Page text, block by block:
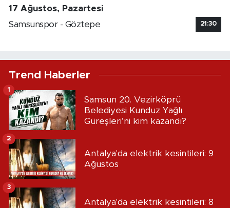
17 Ağustos, Pazartesi
Samsunspor - Göztepe
21:30
Trend Haberler
Samsun 20. Vezirköprü
Belediyesi Kunduz Yağlı
Güreşleri’ni kim kazandı?
1
Antalya'da elektrik kesintileri: 9
Ağustos
2
Antalya'da elektrik kesintileri: 8
3